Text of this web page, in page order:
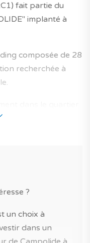
fait partie du
implanté à
composée de 28
recherchée à
neufs
lieux d'intérêt à
proche aéroport,
?
un choix à
dans un